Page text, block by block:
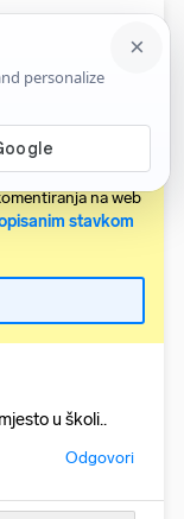
Relevantni
obvezan je
na web
stavkom
u školi..
Odgovori